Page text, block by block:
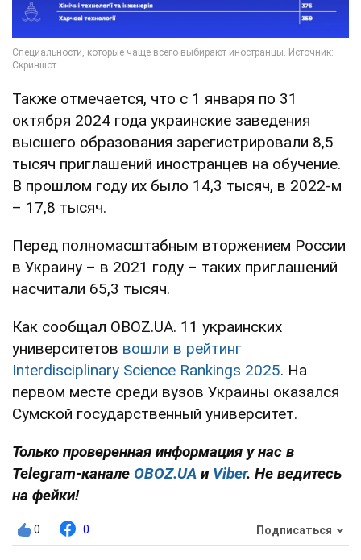
Также отмечается, что с 1 января по 31
октября 2024 года украинские заведения
высшего образования зарегистрировали 8,5
тысяч приглашений иностранцев на обучение.
В прошлом году их было 14,3 тысяч, в 2022-м
– 17,8 тысяч.
Перед полномасштабным вторжением России
в Украину – в 2021 году – таких приглашений
насчитали 65,3 тысяч.
Как сообщал OBOZ.UA. 11 украинских
университетов вошли в рейтинг
Interdisciplinary Science Rankings 2025. На
первом месте среди вузов Украины оказался
Сумской государственный университет.
Только проверенная информация у нас в
Telegram-канале OBOZ.UA и Viber. Не ведитесь
на фейки!
0 0 Подписаться